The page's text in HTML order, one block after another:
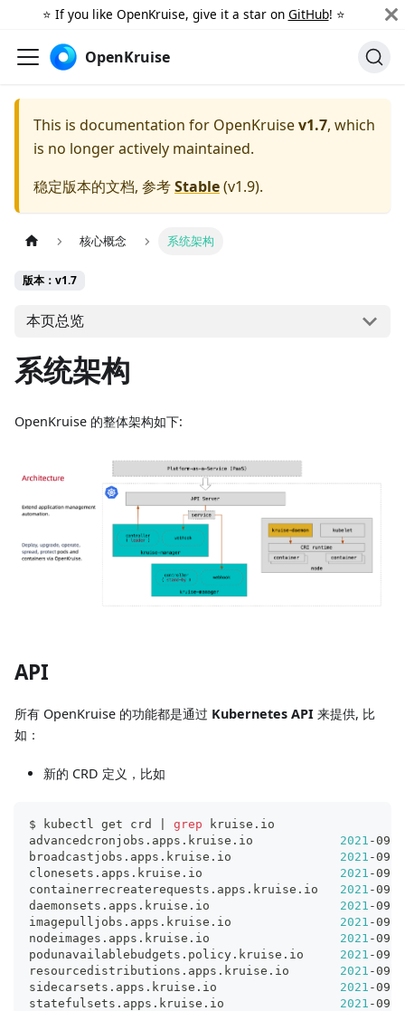
⭐️ If you like OpenKruise, give it a star on GitHub! ⭐️
OpenKruise
This is documentation for OpenKruisev1.7, which
is no longer actively maintained.
稳定版本的文档, 参考Stable(v1.9).
核心概念 系统架构
版本：v1.7
本页总览
系统架构
OpenKruise 的整体架构如下:
API
所有 OpenKruise 的功能都是通过 Kubernetes API 来提供, 比
如：
新的 CRD 定义，比如
$ kubectl get crd grep kruise.io
advancedcronjobs.apps.kruise.io 2021 -09-
broadcastjobs.apps.kruise.io 2021 -09-
clonesets.apps.kruise.io 2021 -09-
containerrecreaterequests.apps.kruise.io 2021 -09-
daemonsets.apps.kruise.io 2021 -09-
imagepulljobs.apps.kruise.io 2021 -09-
nodeimages.apps.kruise.io 2021 -09-
podunavailablebudgets.policy.kruise.io 2021 -09-
resourcedistributions.apps.kruise.io 2021 -09-
sidecarsets.apps.kruise.io 2021 -09-
statefulsets.apps.kruise.io 2021 -09-